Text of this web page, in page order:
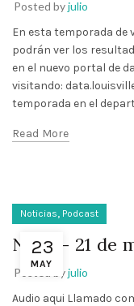
Posted byjulio
En esta temporada de
podrán ver los
en el nuevo portal de
visitando:
temporada en el
Read More
23
MAY
Noticias, Podcast
Nota – 21 de
Posted byjulio
Audio aqui Llamado